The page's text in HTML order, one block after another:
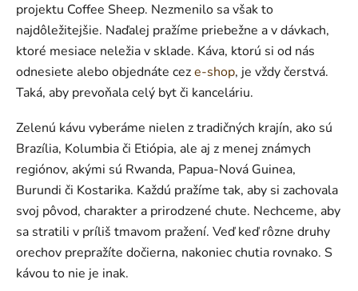
projektu Coffee Sheep. Nezmenilo sa však to
najdôležitejšie. Naďalej pražíme priebežne a v dávkach,
ktoré mesiace neležia v sklade. Káva, ktorú si od nás
odnesiete alebo objednáte ceze-shop, je vždy čerstvá.
Taká, aby prevoňala celý byt či kanceláriu.
Zelenú kávu vyberáme nielen z tradičných krajín, ako sú
Brazília, Kolumbia či Etiópia, ale aj z menej známych
regiónov, akými sú Rwanda, Papua-Nová Guinea,
Burundi či Kostarika. Každú pražíme tak, aby si zachovala
svoj pôvod, charakter a prirodzené chute. Nechceme, aby
sa stratili v príliš tmavom pražení. Veď keď rôzne druhy
orechov prepražíte dočierna, nakoniec chutia rovnako. S
kávou to nie je inak.